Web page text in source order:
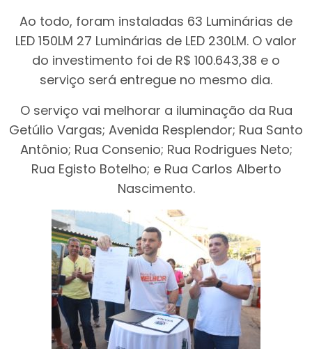
Ao todo, foram instaladas 63 Luminárias de
LED 150LM 27 Luminárias de LED 230LM. O valor
do investimento foi de R$ 100.643,38 e o
serviço será entregue no mesmo dia.
O serviço vai melhorar a iluminação da Rua
Getúlio Vargas; Avenida Resplendor; Rua Santo
Antônio; Rua Consenio; Rua Rodrigues Neto;
Rua Egisto Botelho; e Rua Carlos Alberto
Nascimento.